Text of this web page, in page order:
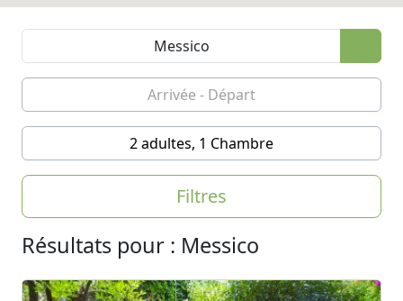
2 adultes, 1 Chambre
Filtres
Résultats pour : Messico